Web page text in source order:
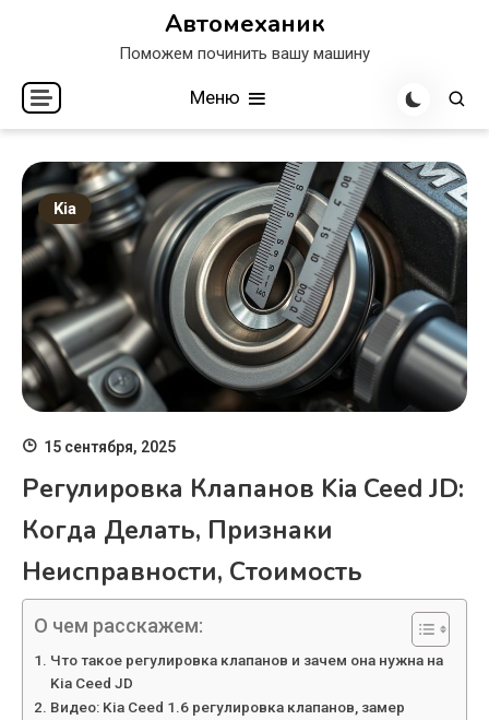
Автомеханик
Поможем починить вашу машину
Меню
Kia
15 сентября, 2025
Регулировка Клапанов Kia Ceed JD:
Когда Делать, Признаки
Неисправности, Стоимость
О чем расскажем:
Что такое регулировка клапанов и зачем она нужна на
Kia Ceed JD
Видео: Kia Ceed 1.6 регулировка клапанов, замер